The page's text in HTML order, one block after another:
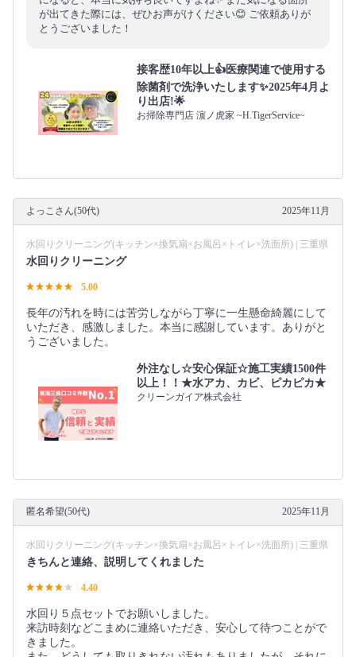
が出てきた際には、ぜひお声がけください😊 ご依頼ありが
とうございました！
接客歴10年以上👍医療関連で使用する
除菌剤で洗浄いたします✨2025年4月よ
り出店!🌟
お掃除専門店 濵ノ虎家 ~H.TigerService~
よっこさん(50代) 2025年11月
水回りクリーニング(キッチン×換気扇×お風呂×トイレ×洗面所) | 三重県
水回りクリーニング
5.00
長年の汚れを時には苦労しながら丁寧に一生懸命綺麗にして
いただき、感激しました。本当に感謝しています。ありがと
うございました。
外注なし☆安心保証☆施工実績1500件
以上！！★水アカ、カビ、ピカピカ★
クリーンガイア株式会社
匿名希望(50代) 2025年11月
水回りクリーニング(キッチン×換気扇×お風呂×トイレ×洗面所) | 三重県
きちんと連絡、説明してくれました
4.40
水回り５点セットでお願いしました。
来訪時刻などこまめに連絡いただき、安心して待つことがで
きました。